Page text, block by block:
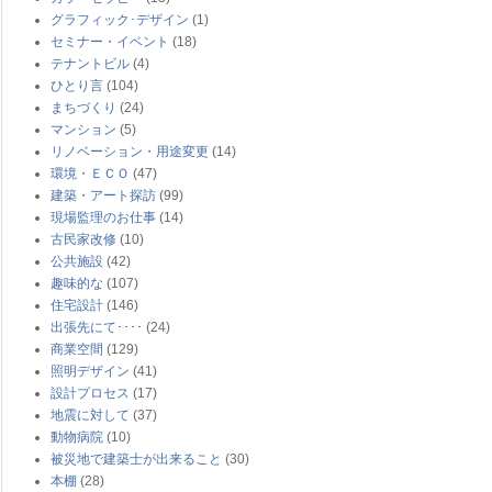
グラフィック･デザイン (1)
セミナー・イベント (18)
テナントビル (4)
ひとり言 (104)
まちづくり (24)
マンション (5)
リノベーション・用途変更 (14)
環境・ＥＣＯ (47)
建築・アート探訪 (99)
現場監理のお仕事 (14)
古民家改修 (10)
公共施設 (42)
趣味的な (107)
住宅設計 (146)
出張先にて････ (24)
商業空間 (129)
照明デザイン (41)
設計プロセス (17)
地震に対して (37)
動物病院 (10)
被災地で建築士が出来ること (30)
本棚 (28)